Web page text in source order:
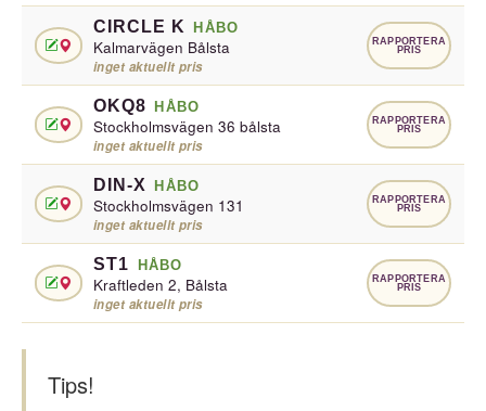
CIRCLE K HÅBO
Kalmarvägen Bålsta
inget aktuellt pris
RAPPORTERA
PRIS
OKQ8 HÅBO
Stockholmsvägen 36 bålsta
inget aktuellt pris
RAPPORTERA
PRIS
DIN-X HÅBO
Stockholmsvägen 131
inget aktuellt pris
RAPPORTERA
PRIS
ST1 HÅBO
Kraftleden 2, Bålsta
inget aktuellt pris
RAPPORTERA
PRIS
Tips!